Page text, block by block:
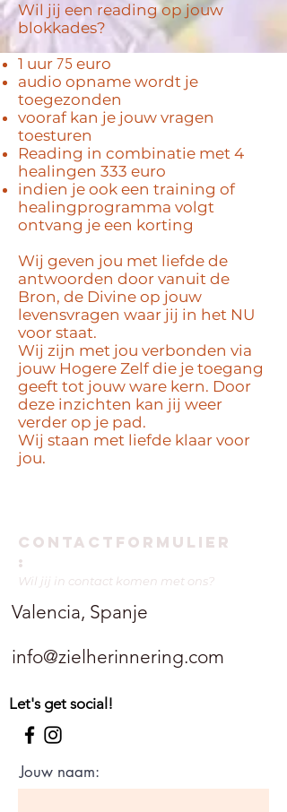
Wil jij een reading op jouw
blokkades?
1 uur 75 euro
audio opname wordt je
toegezonden
vooraf kan je jouw vragen
toesturen
Reading in combinatie met 4
healingen 333 euro
indien je ook een training of
healingprogramma volgt
ontvang je een korting
Wij geven jou met liefde de
antwoorden door vanuit de
Bron, de Divine op jouw
levensvragen waar jij in het NU
voor staat.
Wij zijn met jou verbonden via
jouw Hogere Zelf die je toegang
geeft tot jouw ware kern. Door
deze inzichten kan jij weer
verder op je pad.
Wij staan met liefde klaar voor
jou.
contactFORMULIER
:
Wil jij in contact komen met ons?
Valencia, Spanje​​
info@zielherinnering.com
Let's get social!
Jouw naam: